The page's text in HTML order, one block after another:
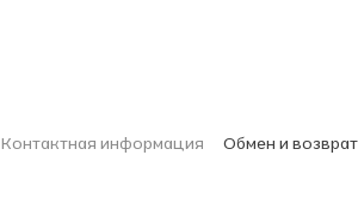
Контактная информация Обмен и возврат